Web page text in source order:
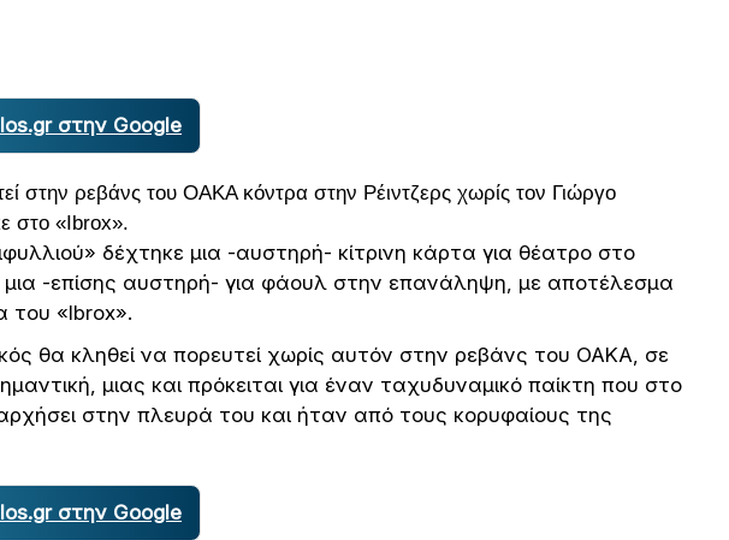
στην Google
στην ρεβάνς του ΟΑΚΑ κόντρα στην Ρέιντζερς χωρίς τον Γιώργο
στο «Ibrox».
δέχτηκε μια -αυστηρή- κίτρινη κάρτα για θέατρο στο
-επίσης αυστηρή- για φάουλ στην επανάληψη, με αποτέλεσμα
του «Ibrox».
θα κληθεί να πορευτεί χωρίς αυτόν στην ρεβάνς του ΟΑΚΑ, σε
μιας και πρόκειται για έναν ταχυδυναμικό παίκτη που στο
στην πλευρά του και ήταν από τους κορυφαίους της
στην Google